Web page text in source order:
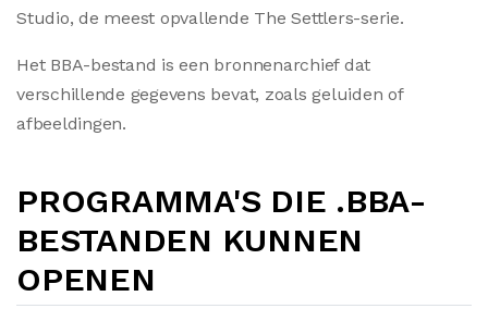
Studio, de meest opvallende The Settlers-serie.
Het BBA-bestand is een bronnenarchief dat
verschillende gegevens bevat, zoals geluiden of
afbeeldingen.
PROGRAMMA'S DIE .BBA-
BESTANDEN KUNNEN
OPENEN